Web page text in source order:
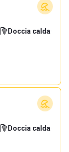
Doccia calda·
Doccia calda·